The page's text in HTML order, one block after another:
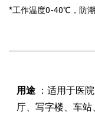
*工作温度0-40℃，防
用途 ：适用于医
厅、写字楼、车站